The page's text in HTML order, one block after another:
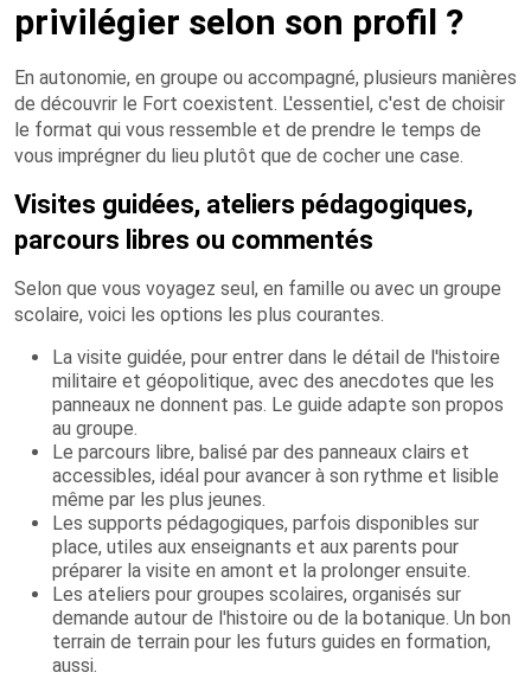
privilégier selon son profil ?
En autonomie, en groupe ou accompagné, plusieurs manières
de découvrir le Fort coexistent. L'essentiel, c'est de choisir
le format qui vous ressemble et de prendre le temps de
vous imprégner du lieu plutôt que de cocher une case.
Visites guidées, ateliers pédagogiques,
parcours libres ou commentés
Selon que vous voyagez seul, en famille ou avec un groupe
scolaire, voici les options les plus courantes.
La visite guidée, pour entrer dans le détail de l'histoire
militaire et géopolitique, avec des anecdotes que les
panneaux ne donnent pas. Le guide adapte son propos
au groupe.
Le parcours libre, balisé par des panneaux clairs et
accessibles, idéal pour avancer à son rythme et lisible
même par les plus jeunes.
Les supports pédagogiques, parfois disponibles sur
place, utiles aux enseignants et aux parents pour
préparer la visite en amont et la prolonger ensuite.
Les ateliers pour groupes scolaires, organisés sur
demande autour de l'histoire ou de la botanique. Un bon
terrain de terrain pour les futurs guides en formation,
aussi.